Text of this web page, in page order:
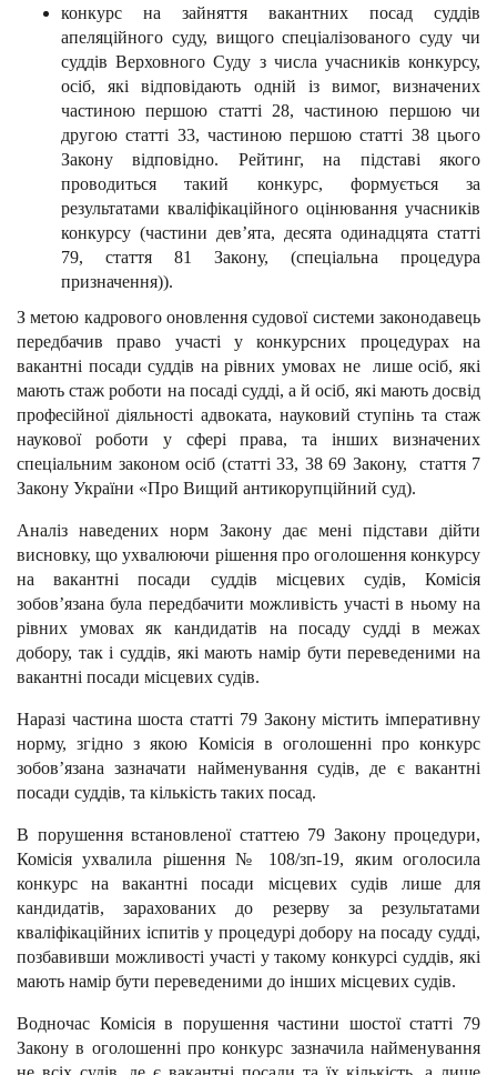
конкурс на зайняття вакантних посад суддів
апеляційного суду, вищого спеціалізованого суду чи
суддів Верховного Суду з числа учасників конкурсу,
осіб, які відповідають одній із вимог, визначених
частиною першою статті 28, частиною першою чи
другою статті 33, частиною першою статті 38 цього
Закону відповідно. Рейтинг, на підставі якого
проводиться такий конкурс, формується за
результатами кваліфікаційного оцінювання учасників
конкурсу (частини дев’ята, десята одинадцята статті
79, стаття 81 Закону, (спеціальна процедура
призначення)).
З метою кадрового оновлення судової системи законодавець
передбачив право участі у конкурсних процедурах на
вакантні посади суддів на рівних умовах не лише осіб, які
мають стаж роботи на посаді судді, а й осіб, які мають досвід
професійної діяльності адвоката, науковий ступінь та стаж
наукової роботи у сфері права, та інших визначених
спеціальним законом осіб (статті 33, 38 69 Закону, стаття 7
Закону України «Про Вищий антикорупційний суд).
Аналіз наведених норм Закону дає мені підстави дійти
висновку, що ухвалюючи рішення про оголошення конкурсу
на вакантні посади суддів місцевих судів, Комісія
зобов’язана була передбачити можливість участі в ньому на
рівних умовах як кандидатів на посаду судді в межах
добору, так і суддів, які мають намір бути переведеними на
вакантні посади місцевих судів.
Наразі частина шоста статті 79 Закону містить імперативну
норму, згідно з якою Комісія в оголошенні про конкурс
зобов’язана зазначати найменування судів, де є вакантні
посади суддів, та кількість таких посад.
В порушення встановленої статтею 79 Закону процедури,
Комісія ухвалила рішення № 108/зп-19, яким оголосила
конкурс на вакантні посади місцевих судів лише для
кандидатів, зарахованих до резерву за результатами
кваліфікаційних іспитів у процедурі добору на посаду судді,
позбавивши можливості участі у такому конкурсі суддів, які
мають намір бути переведеними до інших місцевих судів.
Водночас Комісія в порушення частини шостої статті 79
Закону в оголошенні про конкурс зазначила найменування